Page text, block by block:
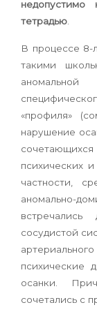
тетрадью.
В процессе 8-
такими
аномальной
«профиля»
нарушение
сочетающихся
психических
частности,
аномально-
встречались
сосудистой
психические
осанки.
сочетались с